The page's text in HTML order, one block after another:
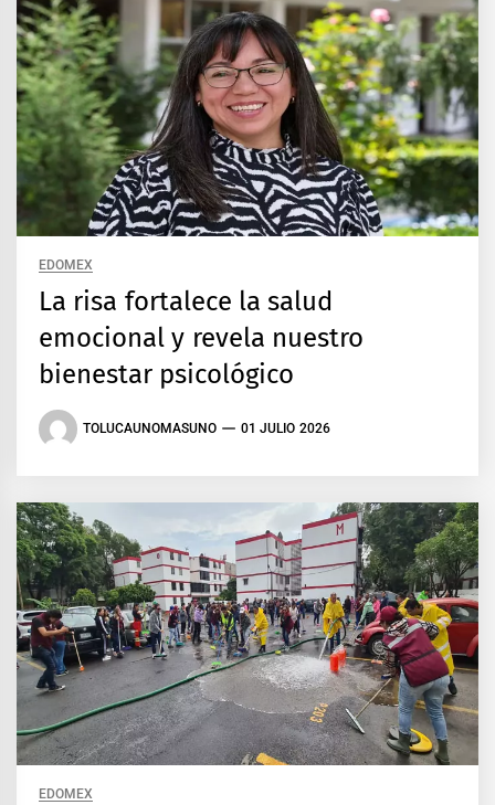
EDOMEX
La risa fortalece la salud
emocional y revela nuestro
bienestar psicológico
TOLUCAUNOMASUNO 01 JULIO 2026
EDOMEX